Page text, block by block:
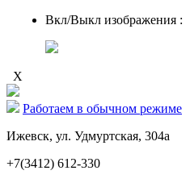
Вкл/Выкл изображения :
X
Работаем в обычном режиме
Ижевск, ул. Удмуртская, 304а
+7(3412) 612-330